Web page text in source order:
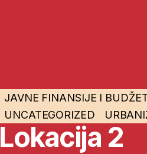
JAVNE FINANSIJE I
UNCATEGORIZED
Lokacija 2